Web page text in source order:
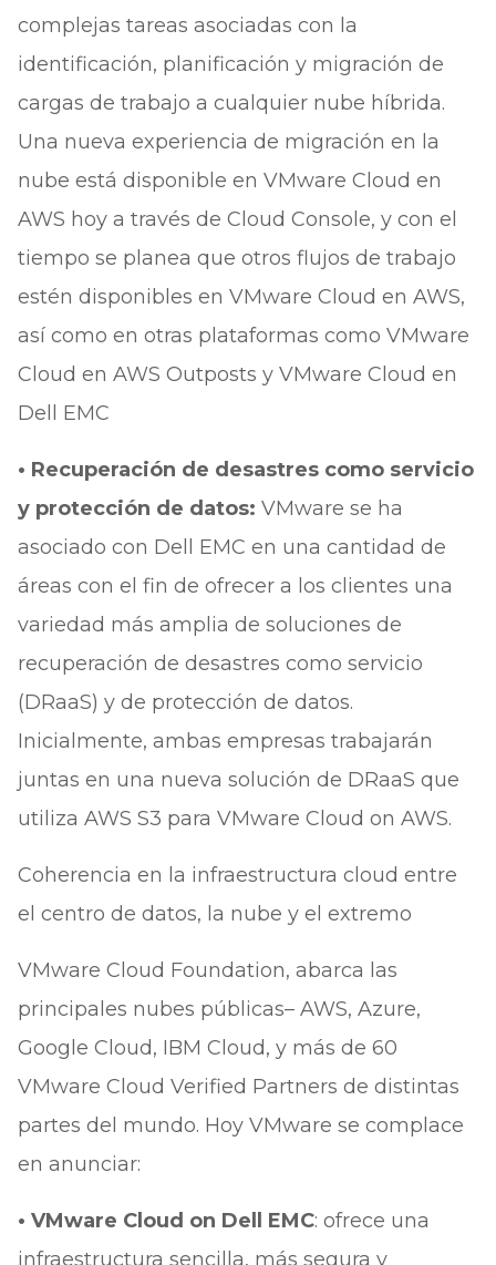
complejas tareas asociadas con la
identificación, planificación y migración de
cargas de trabajo a cualquier nube híbrida.
Una nueva experiencia de migración en la
nube está disponible en VMware Cloud en
AWS hoy a través de Cloud Console, y con el
tiempo se planea que otros flujos de trabajo
estén disponibles en VMware Cloud en AWS,
así como en otras plataformas como VMware
Cloud en AWS Outposts y VMware Cloud en
Dell EMC
• Recuperación de desastres como servicio
y protección de datos: VMware se ha
asociado con Dell EMC en una cantidad de
áreas con el fin de ofrecer a los clientes una
variedad más amplia de soluciones de
recuperación de desastres como servicio
(DRaaS) y de protección de datos.
Inicialmente, ambas empresas trabajarán
juntas en una nueva solución de DRaaS que
utiliza AWS S3 para VMware Cloud on AWS.
Coherencia en la infraestructura cloud entre
el centro de datos, la nube y el extremo
VMware Cloud Foundation, abarca las
principales nubes públicas– AWS, Azure,
Google Cloud, IBM Cloud, y más de 60
VMware Cloud Verified Partners de distintas
partes del mundo. Hoy VMware se complace
en anunciar:
• VMware Cloud on Dell EMC: ofrece una
infraestructura sencilla, más segura y